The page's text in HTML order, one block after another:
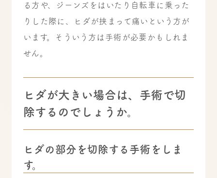
る方や、ジーンズをはいたり自転車に乗った
りした際に、ヒダが挟まって痛いという方が
います。そういう方は手術が必要かもしれま
せん。
ヒダが大きい場合は、手術で切
除するのでしょうか。
ヒダの部分を切除する手術をしま
す。